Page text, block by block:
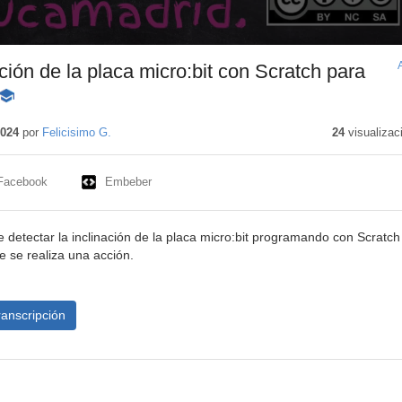
de la placa micro:bit con Scratch para
por Felicisimo G. 24
Embeber
detectar la inclinación de la placa micro:bit programando con Scratch
se realiza una acción.